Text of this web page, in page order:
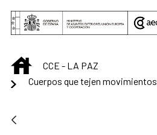
Saltar al contenido principal
INICIOCCE - LA PAZ
Cuerpos que tejen movimientos